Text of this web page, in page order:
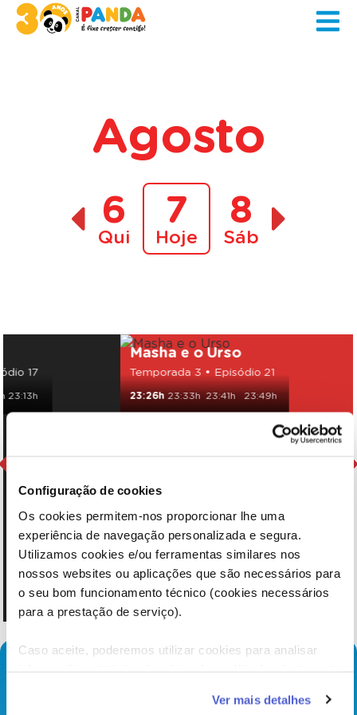
Configuração de cookies
Os cookies permitem-nos proporcionar lhe uma
experiência de navegação personalizada e segura.
Utilizamos cookies e/ou ferramentas similares nos
nossos websites ou aplicações que são necessários para
o seu bom funcionamento técnico (cookies necessários
para a prestação de serviço).
Caso aceite, poderemos utilizar cookies para analisar
funcionalidades (cookies de personalização e
Ver mais detalhes
Agosto
6
Qui
7
Hoje
8
Sáb
17
23:13h
Masha e o Urso
Temporada 3 • Episódio 21
23:26h 23:33h 23:41h 23:49h